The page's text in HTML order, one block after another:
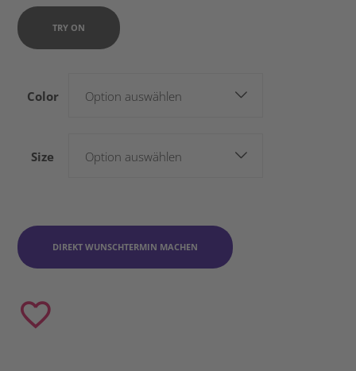
TRY ON
Color Option auswählen
Size Option auswählen
DIREKT WUNSCHTERMIN MACHEN